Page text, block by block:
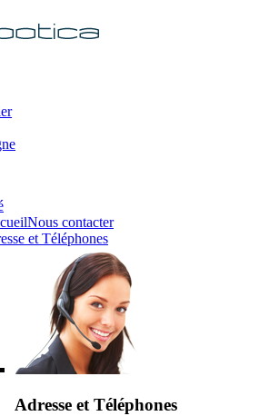
Nous contacter
et Téléphones
Adresse et Téléphones